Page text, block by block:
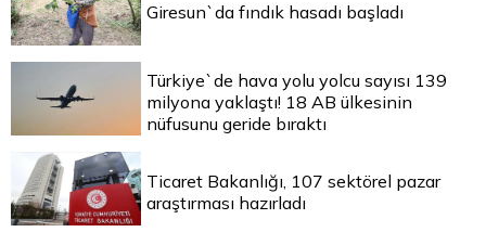
Giresun`da fındık hasadı başladı
Türkiye`de hava yolu yolcu sayısı 139
milyona yaklaştı! 18 AB ülkesinin
nüfusunu geride bıraktı
Ticaret Bakanlığı, 107 sektörel pazar
araştırması hazırladı